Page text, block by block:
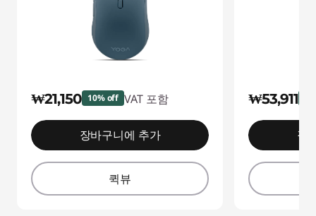
₩21,150 10% off VAT 포함
장바구니에 추가
퀵뷰
₩53,911
장